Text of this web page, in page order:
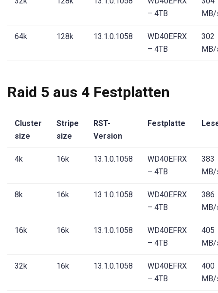
– 4TB
64k 128k 13.1.0.1058
WD40EFRX
– 4TB
302
Raid 5 aus 4 Festplatten
Cluster
size
Stripe
size
RST-
Version
Festplatte
4k 16k 13.1.0.1058
WD40EFRX
– 4TB
383
8k 16k 13.1.0.1058
WD40EFRX
– 4TB
386
16k 16k 13.1.0.1058
WD40EFRX
– 4TB
405
32k 16k 13.1.0.1058
WD40EFRX
– 4TB
400